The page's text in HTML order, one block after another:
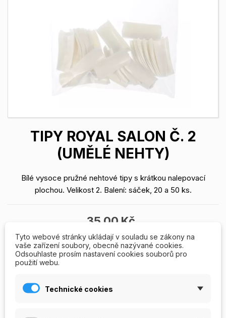
TIPY ROYAL SALON Č. 2
(UMĚLÉ NEHTY)
Bílé vysoce pružné nehtové tipy s krátkou nalepovací
plochou. Velikost 2. Balení: sáček, 20 a 50 ks.
35,00 Kč
Balení: 20ks
Tyto webové stránky ukládají v souladu se zákony na
vaše zařízení soubory, obecně nazývané cookies.
Odsouhlaste prosím nastavení cookies souborů pro
použití webu.
Technické cookies